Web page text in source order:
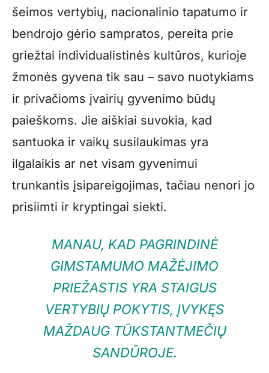
šeimos vertybių, nacionalinio tapatumo ir
bendrojo gėrio sampratos, pereita prie
griežtai individualistinės kultūros, kurioje
žmonės gyvena tik sau – savo nuotykiams
ir privačioms įvairių gyvenimo būdų
paieškoms. Jie aiškiai suvokia, kad
santuoka ir vaikų susilaukimas yra
ilgalaikis ar net visam gyvenimui
trunkantis įsipareigojimas, tačiau nenori jo
prisiimti ir kryptingai siekti.
MANAU, KAD PAGRINDINĖ
GIMSTAMUMO MAŽĖJIMO
PRIEŽASTIS YRA STAIGUS
VERTYBIŲ POKYTIS, ĮVYKĘS
MAŽDAUG TŪKSTANTMEČIŲ
SANDŪROJE.